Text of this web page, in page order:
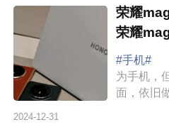
荣耀
荣耀
#手机#
为手机，
面，依旧
荣耀手机
2024-12-31